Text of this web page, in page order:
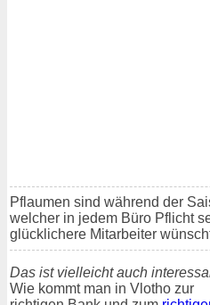
Pflaumen sind während der
welcher in jedem Büro Pflicht
glücklichere Mitarbeiter
Das ist vielleicht auch
Wie kommt man in Vlotho zur